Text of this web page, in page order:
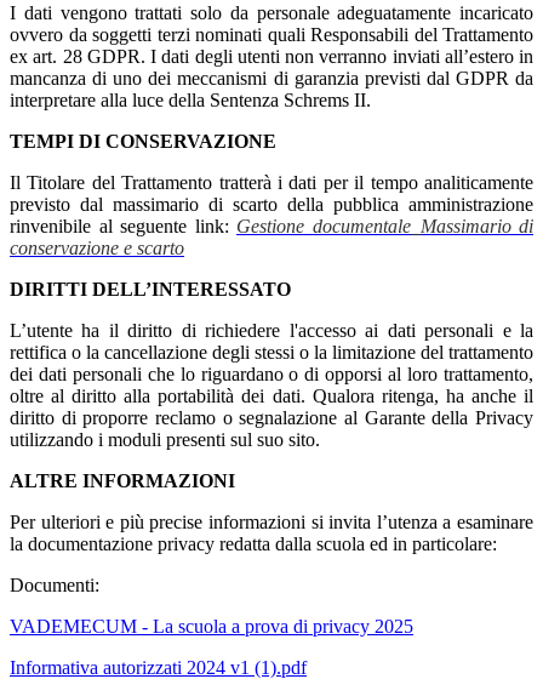
I dati vengono trattati solo da personale adeguatamente incaricato
ovvero da soggetti terzi nominati quali Responsabili del Trattamento
ex art. 28 GDPR. I dati degli utenti non verranno inviati all’estero in
mancanza di uno dei meccanismi di garanzia previsti dal GDPR da
interpretare alla luce della Sentenza Schrems II.
TEMPI DI CONSERVAZIONE
Il Titolare del Trattamento tratterà i dati per il tempo analiticamente
previsto dal massimario di scarto della pubblica amministrazione
rinvenibile al seguente link: Gestione documentale_Massimario di
conservazione e scarto
DIRITTI DELL’INTERESSATO
L’utente ha il diritto di richiedere l'accesso ai dati personali e la
rettifica o la cancellazione degli stessi o la limitazione del trattamento
dei dati personali che lo riguardano o di opporsi al loro trattamento,
oltre al diritto alla portabilità dei dati. Qualora ritenga, ha anche il
diritto di proporre reclamo o segnalazione al Garante della Privacy
utilizzando i moduli presenti sul suo sito.
ALTRE INFORMAZIONI
Per ulteriori e più precise informazioni si invita l’utenza a esaminare
la documentazione privacy redatta dalla scuola ed in particolare:
Documenti:
VADEMECUM - La scuola a prova di privacy 2025
Informativa autorizzati 2024 v1 (1).pdf